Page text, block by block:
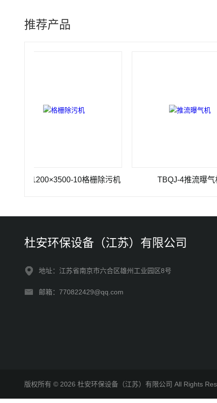
推荐产品
1200×3500-10格栅除污机 TBQJ-4推流曝气机
杜安环保设备（江苏）有限公司
地址：江苏省南京市六合区雄州工业园区8号
邮箱：770822429@qq.com
版权所有 © 2026 杜安环保设备（江苏）有限公司 All Rights